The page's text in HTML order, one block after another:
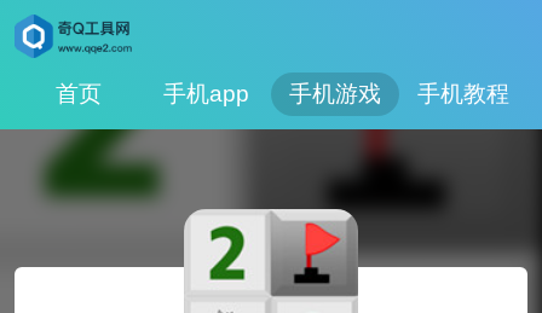
首页 手机app 手机游戏 手机教程